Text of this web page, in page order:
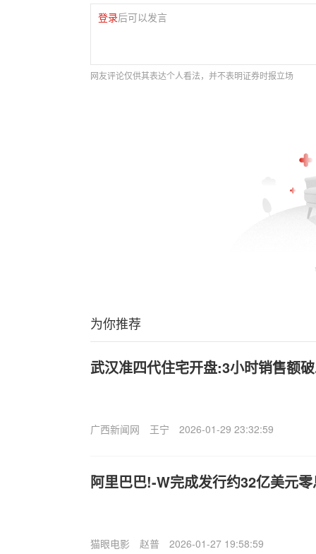
登录后可以发言
网友评论仅供其表达个人看法，并不表明证券时报立场
为你推荐
武汉准四代住宅开盘:3小时销售额
广西新闻网 王宁 2026-01-29 23:32:59
阿里巴巴!-W完成发行约32亿美元
猫眼电影 赵普 2026-01-27 19:58:59